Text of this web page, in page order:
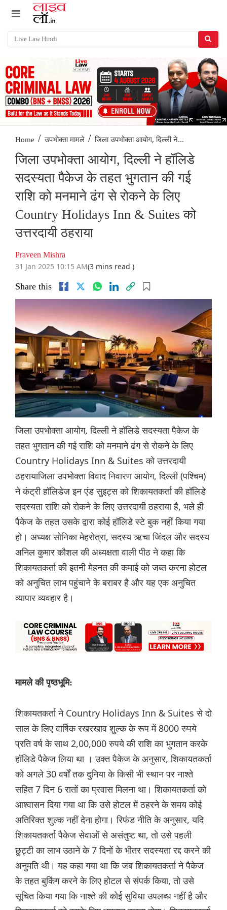
Home / उपभोक्ता मामले / जिला उपभोक्ता आयोग, दिल्ली ने...
जिला उपभोक्ता आयोग, दिल्ली ने हॉलिडे
सदस्यता पैकेज के तहत भुगतान की गई
राशि को मनमाने ढंग से रोकने के लिए
Country Holidays Inn & Suites को
उत्तरदायी ठहराया
Praveen Mishra
31 Jan 2025 10:15 AM(3 mins read )
Share this
जिला उपभोक्ता आयोग, दिल्ली ने हॉलिडे सदस्यता पैकेज के
तहत भुगतान की गई राशि को मनमाने ढंग से रोकने के लिए
Country Holidays Inn & Suites को उत्तरदायी
ठहरायाजिला उपभोक्ता विवाद निवारण आयोग, दिल्ली (पश्चिम)
ने कंट्री हॉलिडेज इन एंड सुइट्स को शिकायतकर्ता की हॉलिडे
सदस्यता राशि को रोकने के लिए उत्तरदायी ठहराया है, भले ही
पैकेज के तहत उसके द्वारा कोई हॉलिडे स्टे बुक नहीं किया गया
हो। अध्यक्ष सोनिका मेहरोत्रा, सदस्य ऋचा जिंदल और सदस्य
अनिल कुमार कौशल की अध्यक्षता वाली पीठ ने कहा कि
शिकायतकर्ता की इतनी मेहनत की कमाई को जब्त करना होटल
को अनुचित लाभ पहुंचाने के बराबर है और यह एक अनुचित
व्यापार व्यवहार है।
मामले की पृष्ठभूमि:
शिकायतकर्ता ने Country Holidays Inn & Suites से दो
साल के लिए वार्षिक रखरखाव शुल्क के रूप में 8000 रुपये
प्रति वर्ष के साथ 2,00,000 रुपये की राशि का भुगतान करके
हॉलिडे पैकेज लिया था । उक्त पैकेज के अनुसार, शिकायतकर्ता
को अगले 30 वर्षों तक दुनिया के किसी भी स्थान पर नाश्ते
सहित 7 दिन 6 रातों का प्रवास मिलना था। शिकायतकर्ता को
आश्वासन दिया गया था कि उसे होटल में ठहरने के समय कोई
अतिरिक्त शुल्क नहीं देना होगा। रिफंड नीति के अनुसार, यदि
शिकायतकर्ता पैकेज सेवाओं से असंतुष्ट था, तो उसे पहली
छुट्टी का लाभ उठाने के 7 दिनों के भीतर सदस्यता रद्द करने की
अनुमति थी। यह कहा गया था कि जब शिकायतकर्ता ने पैकेज
के तहत बुकिंग करने के लिए होटल से संपर्क किया, तो उसे
सूचित किया गया कि नाश्ते की कोई सुविधा उपलब्ध नहीं है और